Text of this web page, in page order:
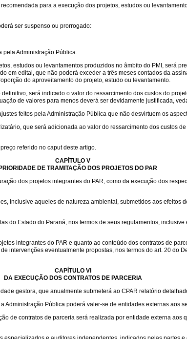
para a execução dos projetos, estudos ou
ser suspenso ou prorrogado:
pela Administração Pública.
estudos ou levantamentos produzidos no âmbito do PMI, será
em edital, que não poderá exceder a três meses contados da
do aproveitamento do projeto, estudo ou levantamento.
será indicado o valor do ressarcimento dos custos do
de valores para menos deverá ser devidamente justificada,
feitos pela Administração Pública que não desvirtuem os
que será adicionada ao valor do ressarcimento dos custos
referido no caput deste artigo.
CAPÍTULO V
DE TRAMITAÇÃO DOS PROJETOS DO PAR
dos projetos integrantes do PAR, como da execução dos
inclusive aqueles de natureza ambiental, submetidos aos efeitos
do Estado do Paraná, nos termos de seus regulamentos,
integrantes do PAR e quanto ao conteúdo dos contratos de
intervenções eventualmente propostas, nos termos do art. 20 do
CAPÍTULO VI
DA EXECUÇÃO DOS CONTRATOS DE PARCERIA
gestora, que anualmente submeterá ao CPAR relatório
Administração Pública poderá valer-se de entidades externas aos
de contratos de parceria será realizada por entidade externa